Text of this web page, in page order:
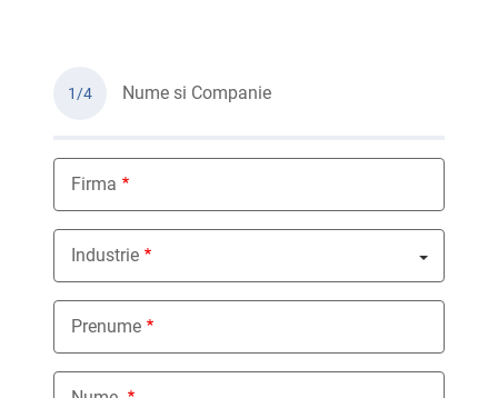
1/4 Nume si Companie
Firma
Industrie
Nothing selected
Prenume